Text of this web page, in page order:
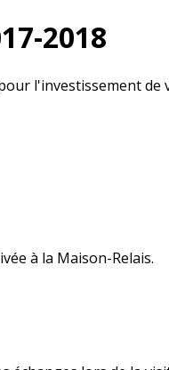
2018
l'investissement
à la Maison-Relais.